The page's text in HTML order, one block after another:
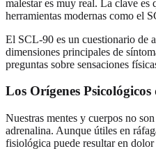
malestar es muy real. La clave es
herramientas modernas como el
El SCL-90 es un cuestionario de
dimensiones principales de
preguntas sobre sensaciones
Los Orígenes
Nuestras mentes y cuerpos no
adrenalina. Aunque útiles en
fisiológica puede resultar en